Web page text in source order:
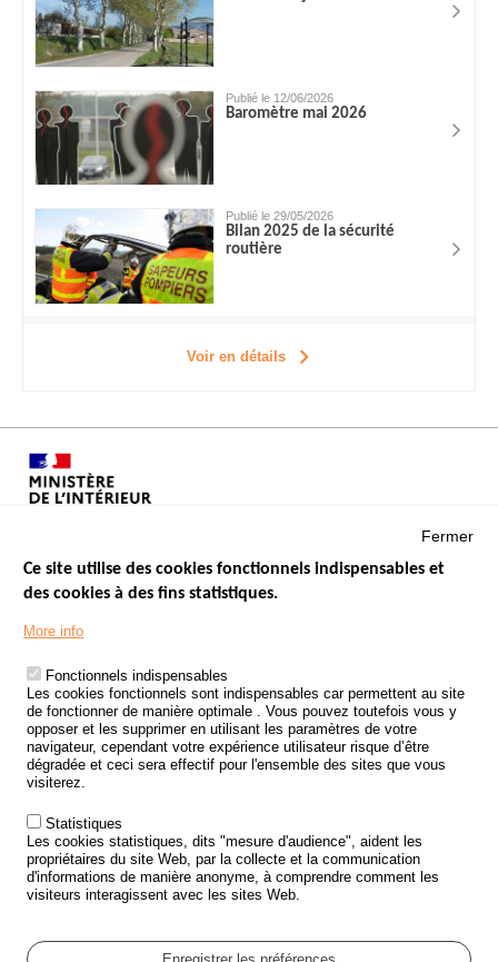
Publié le 12/06/2026
Baromètre mai 2026
Publié le 29/05/2026
Bilan 2025 de la sécurité
routière
Voir en détails
Menu
Footer
LES SITES PUBLICS
ÉTAT DE L’INSÉCURITÉ ROUTIÈRE
TRAITEMENT DES DONNÉES PERSONNELLES DES ACCIDENTS DE
LA ROUTE
ETUDES ET RECHERCHES
APPEL À PROJETS
POLITIQUE DE SÉCURITÉ ROUTIÈRE
Outils
AGENDA
GLOSSAIRE
Fermer
Ce site utilise des cookies fonctionnels indispensables et
des cookies à des fins statistiques.
More info
Fonctionnels indispensables
Les cookies fonctionnels sont indispensables car permettent au site
de fonctionner de manière optimale . Vous pouvez toutefois vous y
opposer et les supprimer en utilisant les paramètres de votre
navigateur, cependant votre expérience utilisateur risque d’être
dégradée et ceci sera effectif pour l'ensemble des sites que vous
visiterez.
Statistiques
Les cookies statistiques, dits "mesure d'audience", aident les
propriétaires du site Web, par la collecte et la communication
d'informations de manière anonyme, à comprendre comment les
visiteurs interagissent avec les sites Web.
Enregistrer les préférences